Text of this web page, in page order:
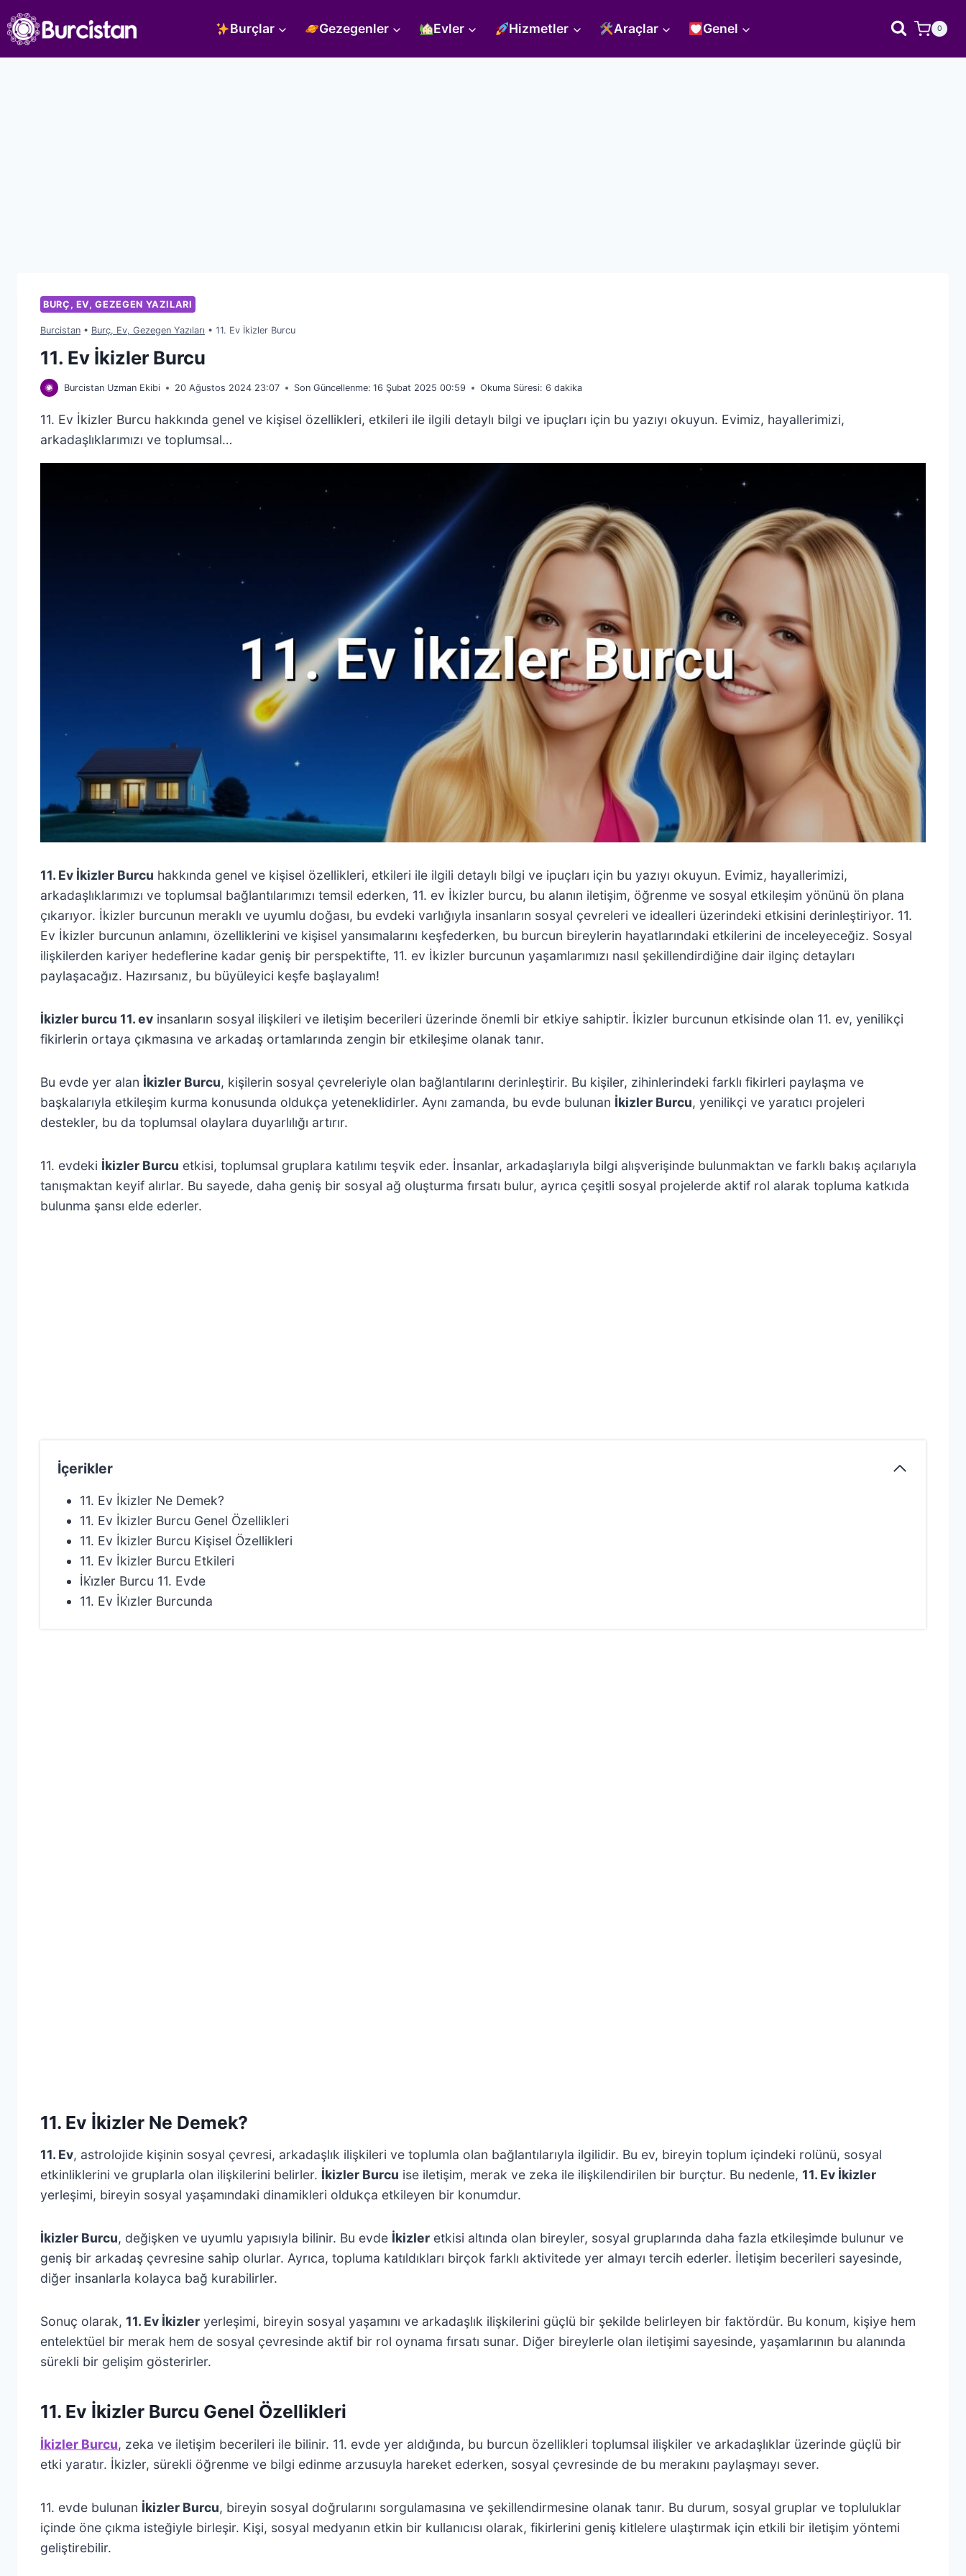
to
content
Burçlar Gezegenler Evler Hizmetler Araçlar Genel 0
BURÇ, EV, GEZEGEN YAZILARI
Burcistan • Burç, Ev, Gezegen Yazıları • 11. Ev İkizler Burcu
11. Ev İkizler Burcu
Burcistan Uzman Ekibi 20 Ağustos 2024 23:07 Son Güncellenme: 16 Şubat 2025 00:59 Okuma Süresi: 6dakika
11. Ev İkizler Burcu hakkında genel ve kişisel özellikleri, etkileri ile ilgili detaylı bilgi ve ipuçları için bu yazıyı okuyun. Evimiz, hayallerimizi,
arkadaşlıklarımızı ve toplumsal…
11. Ev İkizler Burcu hakkında genel ve kişisel özellikleri, etkileri ile ilgili detaylı bilgi ve ipuçları için bu yazıyı okuyun. Evimiz, hayallerimizi,
arkadaşlıklarımızı ve toplumsal bağlantılarımızı temsil ederken, 11. ev İkizler burcu, bu alanın iletişim, öğrenme ve sosyal etkileşim yönünü ön plana
çıkarıyor. İkizler burcunun meraklı ve uyumlu doğası, bu evdeki varlığıyla insanların sosyal çevreleri ve idealleri üzerindeki etkisini derinleştiriyor. 11.
Ev İkizler burcunun anlamını, özelliklerini ve kişisel yansımalarını keşfederken, bu burcun bireylerin hayatlarındaki etkilerini de inceleyeceğiz. Sosyal
ilişkilerden kariyer hedeflerine kadar geniş bir perspektifte, 11. ev İkizler burcunun yaşamlarımızı nasıl şekillendirdiğine dair ilginç detayları
paylaşacağız. Hazırsanız, bu büyüleyici keşfe başlayalım!
İkizler burcu 11. ev insanların sosyal ilişkileri ve iletişim becerileri üzerinde önemli bir etkiye sahiptir. İkizler burcunun etkisinde olan 11. ev, yenilikçi
fikirlerin ortaya çıkmasına ve arkadaş ortamlarında zengin bir etkileşime olanak tanır.
Bu evde yer alan İkizler Burcu, kişilerin sosyal çevreleriyle olan bağlantılarını derinleştirir. Bu kişiler, zihinlerindeki farklı fikirleri paylaşma ve
başkalarıyla etkileşim kurma konusunda oldukça yeteneklidirler. Aynı zamanda, bu evde bulunan İkizler Burcu, yenilikçi ve yaratıcı projeleri
destekler, bu da toplumsal olaylara duyarlılığı artırır.
11. evdeki İkizler Burcu etkisi, toplumsal gruplara katılımı teşvik eder. İnsanlar, arkadaşlarıyla bilgi alışverişinde bulunmaktan ve farklı bakış açılarıyla
tanışmaktan keyif alırlar. Bu sayede, daha geniş bir sosyal ağ oluşturma fırsatı bulur, ayrıca çeşitli sosyal projelerde aktif rol alarak topluma katkıda
bulunma şansı elde ederler.
İçerikler
11. Ev İkizler Ne Demek?
11. Ev İkizler Burcu Genel Özellikleri
11. Ev İkizler Burcu Kişisel Özellikleri
11. Ev İkizler Burcu Etkileri
İki̇zler Burcu 11. Evde
11. Ev İki̇zler Burcunda
11. Ev İkizler Ne Demek?
11. Ev, astrolojide kişinin sosyal çevresi, arkadaşlık ilişkileri ve toplumla olan bağlantılarıyla ilgilidir. Bu ev, bireyin toplum içindeki rolünü, sosyal
etkinliklerini ve gruplarla olan ilişkilerini belirler. İkizler Burcu ise iletişim, merak ve zeka ile ilişkilendirilen bir burçtur. Bu nedenle, 11. Ev İkizler
yerleşimi, bireyin sosyal yaşamındaki dinamikleri oldukça etkileyen bir konumdur.
İkizler Burcu, değişken ve uyumlu yapısıyla bilinir. Bu evde İkizler etkisi altında olan bireyler, sosyal gruplarında daha fazla etkileşimde bulunur ve
geniş bir arkadaş çevresine sahip olurlar. Ayrıca, topluma katıldıkları birçok farklı aktivitede yer almayı tercih ederler. İletişim becerileri sayesinde,
diğer insanlarla kolayca bağ kurabilirler.
Sonuç olarak, 11. Ev İkizler yerleşimi, bireyin sosyal yaşamını ve arkadaşlık ilişkilerini güçlü bir şekilde belirleyen bir faktördür. Bu konum, kişiye hem
entelektüel bir merak hem de sosyal çevresinde aktif bir rol oynama fırsatı sunar. Diğer bireylerle olan iletişimi sayesinde, yaşamlarının bu alanında
sürekli bir gelişim gösterirler.
11. Ev İkizler Burcu Genel Özellikleri
İkizler Burcu, zeka ve iletişim becerileri ile bilinir. 11. evde yer aldığında, bu burcun özellikleri toplumsal ilişkiler ve arkadaşlıklar üzerinde güçlü bir
etki yaratır. İkizler, sürekli öğrenme ve bilgi edinme arzusuyla hareket ederken, sosyal çevresinde de bu merakını paylaşmayı sever.
11. evde bulunan İkizler Burcu, bireyin sosyal doğrularını sorgulamasına ve şekillendirmesine olanak tanır. Bu durum, sosyal gruplar ve topluluklar
içinde öne çıkma isteğiyle birleşir. Kişi, sosyal medyanın etkin bir kullanıcısı olarak, fikirlerini geniş kitlelere ulaştırmak için etkili bir iletişim yöntemi
geliştirebilir.